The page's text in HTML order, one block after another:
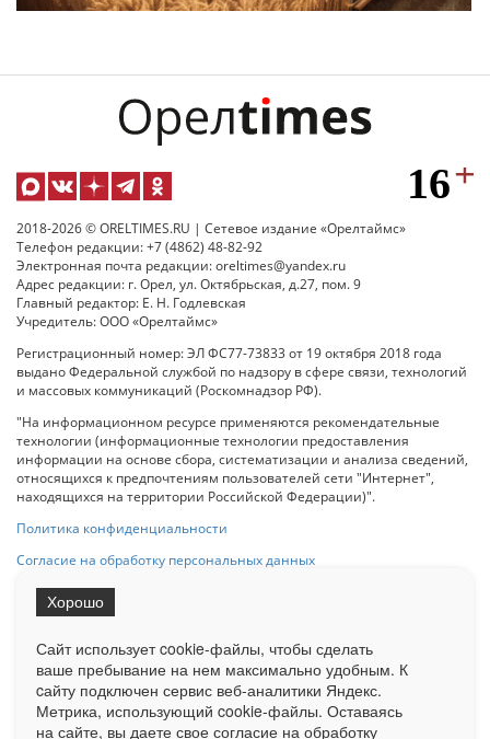
2018-2026 © ORELTIMES.RU | Сетевое издание «Орелтаймс»
Телефон редакции: +7 (4862) 48-82-92
Электронная почта редакции: oreltimes@yandex.ru
Адрес редакции: г. Орел, ул. Октябрьская, д.27, пом. 9
Главный редактор: Е. Н. Годлевская
Учредитель: ООО «Орелтаймс»
Регистрационный номер: ЭЛ ФС77-73833 от 19 октября 2018 года
выдано Федеральной службой по надзору в сфере связи, технологий
и массовых коммуникаций (Роскомнадзор РФ).
"На информационном ресурсе применяются рекомендательные
технологии (информационные технологии предоставления
информации на основе сбора, систематизации и анализа сведений,
относящихся к предпочтениям пользователей сети "Интернет",
находящихся на территории Российской Федерации)".
Политика конфиденциальности
Согласие на обработку персональных данных
на Сетевое издание «ОрелТаймс» обязательна.
Ограниченная статистика посещаемости доступна на сайте
Liveinternet.ru . Подробная статистика для рекламодателей по запросу
у менеджера.
Сайт использует cookie-файлы, чтобы сделать
ваше пребывание на нем максимально удобным. К
cайту подключен сервис веб-аналитики Яндекс.
Метрика, использующий cookie-файлы. Оставаясь
на сайте, вы даете свое согласие на обработку
Хорошо